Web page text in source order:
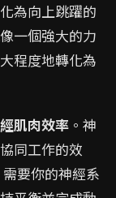
為向上跳躍的
一個強大的力
程度地轉化為
肌肉效率 。神
同工作的效
要你的神經系